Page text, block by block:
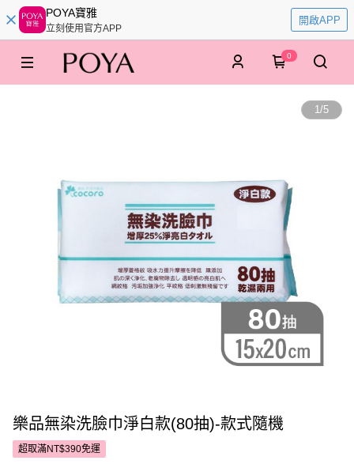
POYA寶雅
立刻使用官方APP
開啟APP
0
1/5
樂品無染洗臉巾淨白款(80抽)-款式隨機
超取滿NT$390免運